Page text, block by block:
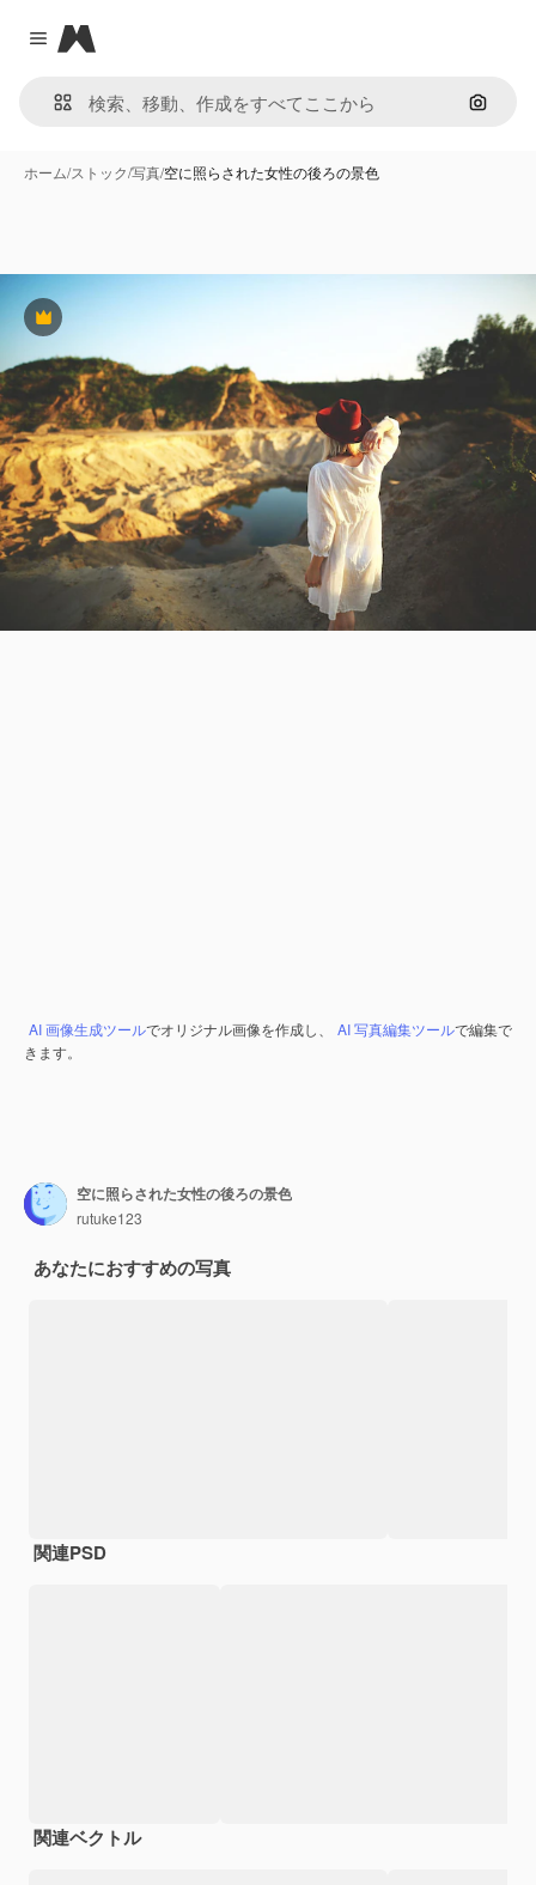
Close menu
Magnific
画像で
ホーム/ストック/写真/空に照らされた女性の後ろの景色
Premium
AI 画像生成ツールでオリジナル画像を作成し、 AI 写真編集ツールで編集で
きます。
空に照らされた女性の後ろの景色
rutuke123
あなたにおすすめの写真
関連PSD
関連ベクトル